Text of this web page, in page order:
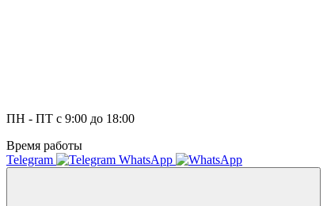
ПН - ПТ с 9:00 до 18:00
Время работы
Telegram
WhatsApp